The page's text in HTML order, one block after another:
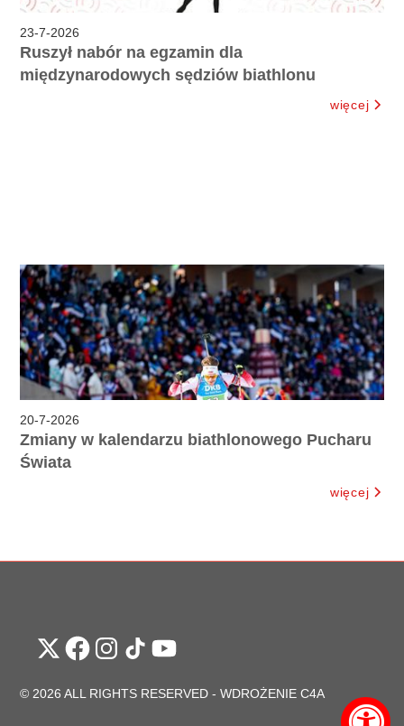
23-7-2026
Ruszył nabór na egzamin dla
międzynarodowych sędziów biathlonu
więcej
20-7-2026
Zmiany w kalendarzu biathlonowego Pucharu
Świata
więcej
© 2026 ALL RIGHTS RESERVED -WDROŻENIE C4A